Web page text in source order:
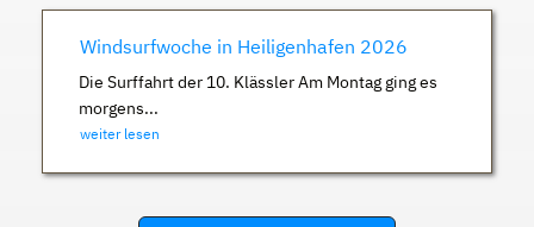
Windsurfwoche in Heiligenhafen 2026
Die Surffahrt der 10. Klässler Am Montag ging es
morgens...
weiter lesen